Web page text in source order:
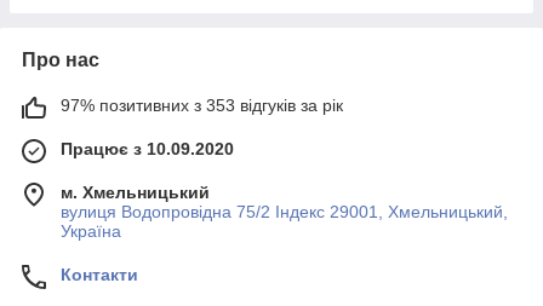
Про нас
97% позитивних з 353 відгуків за рік
Працює з 10.09.2020
м. Хмельницький
вулиця Водопровідна 75/2 Індекс 29001, Хмельницький,
Україна
Контакти